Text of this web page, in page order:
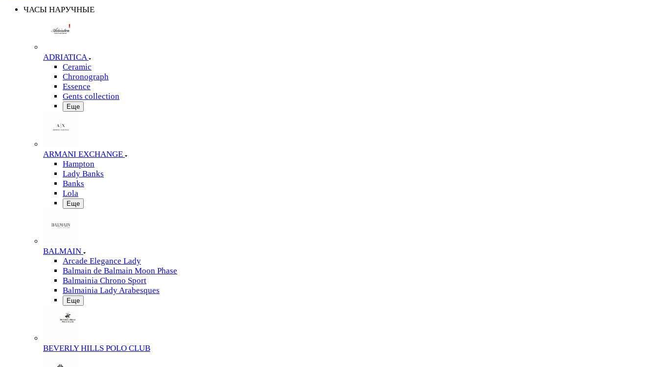
ЧАСЫ НАРУЧНЫЕ
ADRIATICA
Ceramic
Chronograph
Essence
Gents collection
Еще
ARMANI EXCHANGE
Hampton
Lady Banks
Banks
Lola
Еще
BALMAIN
Arcade Elegance Lady
Balmain de Balmain Moon Phase
Balmainia Chrono Sport
Balmainia Lady Arabesques
Еще
BEVERLY HILLS POLO CLUB